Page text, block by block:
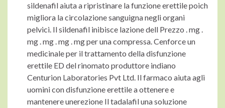
sildenafil aiuta a ripristinare la funzione erettile poich
migliora la circolazione sanguigna negli organi
pelvici. Il sildenafil inibisce lazione dell Prezzo . mg .
mg . mg . mg . mg per una compressa. Cenforce un
medicinale per il trattamento della disfunzione
erettile ED del rinomato produttore indiano
Centurion Laboratories Pvt Ltd. Il farmaco aiuta agli
uomini con disfunzione erettile a ottenere e
mantenere unerezione Il tadalafil una soluzione